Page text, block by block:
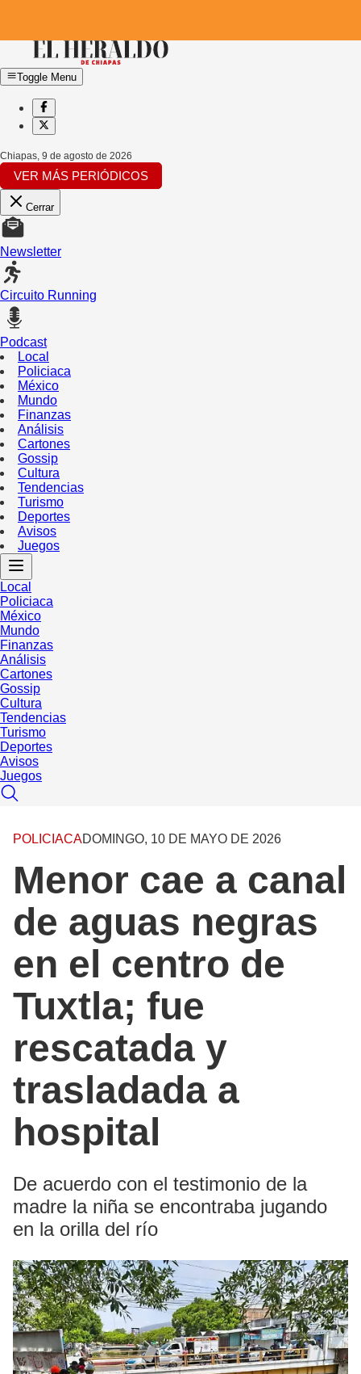
Toggle Menu
Chiapas, 9 de agosto de 2026
VER MÁS PERIÓDICOS
Cerrar
Newsletter
Circuito Running
Podcast
Local
Policiaca
México
Mundo
Finanzas
Análisis
Cartones
Gossip
Cultura
Tendencias
Turismo
Deportes
Avisos
Juegos
Local
Policiaca
México
Mundo
Finanzas
Análisis
Cartones
Gossip
Cultura
Tendencias
Turismo
Deportes
Avisos
Juegos
POLICIACADOMINGO, 10 DE MAYO DE 2026
Menor cae a canal
de aguas negras
en el centro de
Tuxtla; fue
rescatada y
trasladada a
hospital
De acuerdo con el testimonio de la
madre la niña se encontraba jugando
en la orilla del río